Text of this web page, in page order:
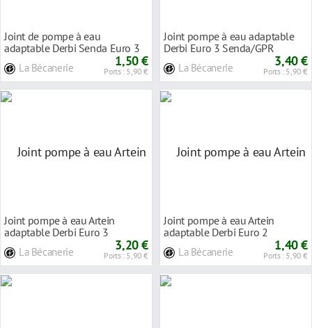
Joint de pompe à eau
adaptable Derbi Senda Euro 3
La Bécanerie 1,50 €
Ports : 5,90 €
Joint pompe à eau adaptable
Derbi Euro 3 Senda/GPR
La Bécanerie 3,40 €
Ports : 5,90 €
Joint pompe à eau Artein
adaptable Derbi Euro 3
La Bécanerie 3,20 €
Ports : 5,90 €
Joint pompe à eau Artein
adaptable Derbi Euro 2
La Bécanerie 1,40 €
Ports : 5,90 €